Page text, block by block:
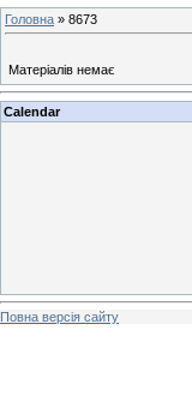
Головна » 8673
Матеріалів немає
Calendar
Повна версія сайту